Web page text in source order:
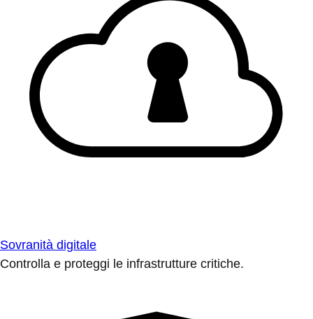
Sovranità digitale
Controlla e proteggi le infrastrutture critiche.